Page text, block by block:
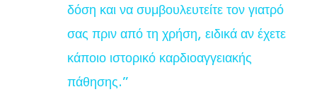
δόση και να συμβουλευτείτε τον γιατρό
σας πριν από τη χρήση, ειδικά αν έχετε
κάποιο ιστορικό καρδιοαγγειακής
πάθησης.”